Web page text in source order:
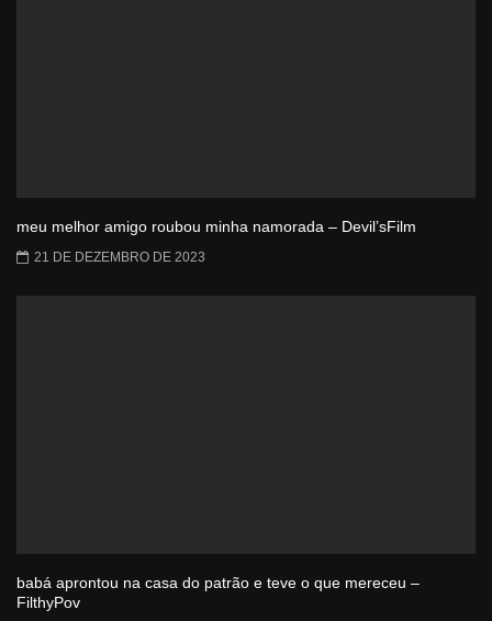
meu melhor amigo roubou minha namorada – Devil’sFilm
21 DE DEZEMBRO DE 2023
babá aprontou na casa do patrão e teve o que mereceu –
FilthyPov